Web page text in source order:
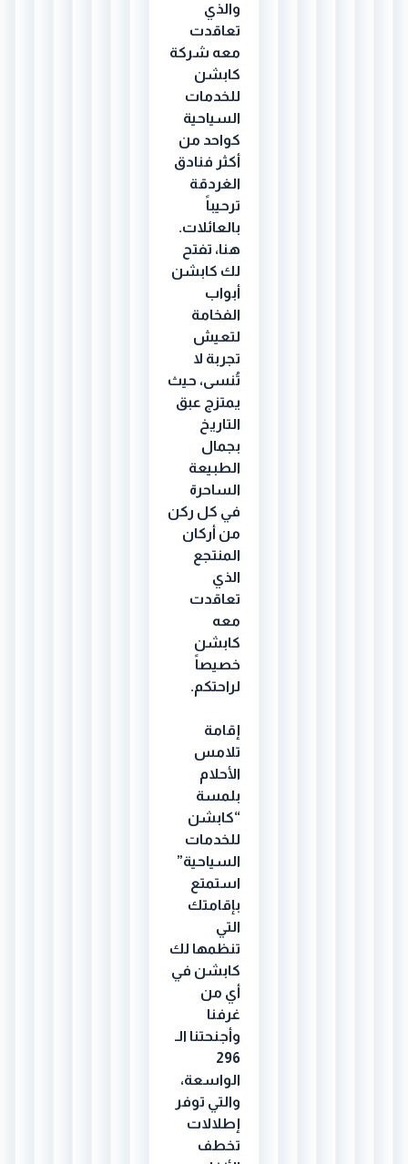
والذي
تعاقدت
معه شركة
كابشن
للخدمات
السياحية
كواحد من
أكثر فنادق
الغردقة
ترحيباً
بالعائلات.
هنا، تفتح
لك كابشن
أبواب
الفخامة
لتعيش
تجربة لا
تُنسى، حيث
يمتزج عبق
التاريخ
بجمال
الطبيعة
الساحرة
في كل ركن
من أركان
المنتجع
الذي
تعاقدت
معه
كابشن
خصيصاً
لراحتكم.
إقامة
تلامس
الأحلام
بلمسة
“كابشن
للخدمات
السياحية”
استمتع
بإقامتك
التي
تنظمها لك
كابشن في
أي من
غرفنا
وأجنحتنا الـ
296
الواسعة،
والتي توفر
إطلالات
تخطف